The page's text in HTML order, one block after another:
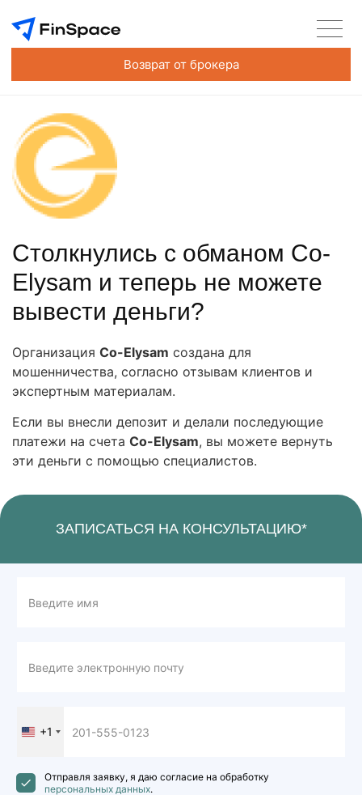
Возврат от брокера
Столкнулись с обманом Co-
Elysam и теперь не можете
вывести деньги?
Организация Co-Elysam создана для
мошенничества, согласно отзывам клиентов и
экспертным материалам.
Если вы внесли депозит и делали последующие
платежи на счета Co-Elysam, вы можете вернуть
эти деньги с помощью специалистов.
ЗАПИСАТЬСЯ НА КОНСУЛЬТАЦИЮ*
United
+1
+1
Отправля заявку, я даю согласие на обработку
персональных данных.